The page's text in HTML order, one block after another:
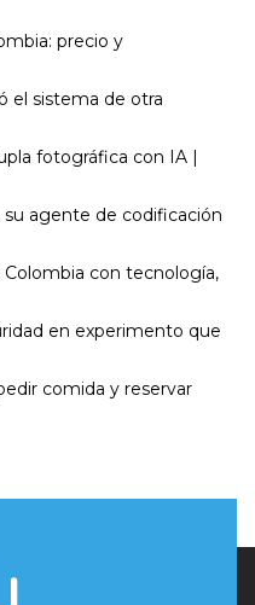
precio y
el sistema de otra
fotográfica con IA |
agente de codificación
Colombia con tecnología,
en experimento que
comida y reservar